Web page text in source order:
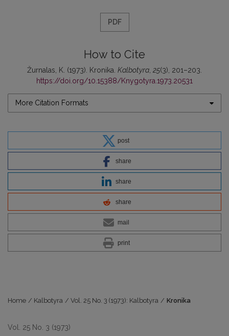
PDF
How to Cite
Žurnalas, K. (1973). Kronika. Kalbotyra 25(3), 201–203.
https://doi.org/10.15388/Knygotyra.1973.20531
More Citation Formats
post
share
share
share
mail
print
Home / Kalbotyra / Vol. 25 No. 3 (1973): Kalbotyra / Kronika
Vol. 25 No. 3 (1973)